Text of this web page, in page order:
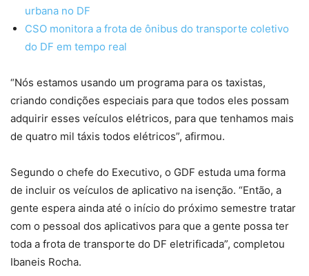
urbana no DF
CSO monitora a frota de ônibus do transporte coletivo
do DF em tempo real
“Nós estamos usando um programa para os taxistas,
criando condições especiais para que todos eles possam
adquirir esses veículos elétricos, para que tenhamos mais
de quatro mil táxis todos elétricos”, afirmou.
Segundo o chefe do Executivo, o GDF estuda uma forma
de incluir os veículos de aplicativo na isenção. “Então, a
gente espera ainda até o início do próximo semestre tratar
com o pessoal dos aplicativos para que a gente possa ter
toda a frota de transporte do DF eletrificada”, completou
Ibaneis Rocha.